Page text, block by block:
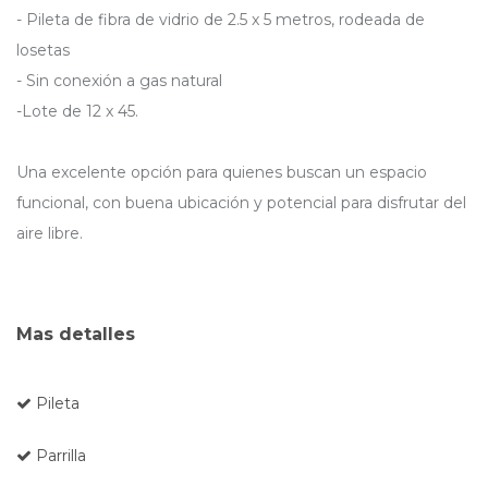
- Pileta de fibra de vidrio de 2.5 x 5 metros, rodeada de
losetas
- Sin conexión a gas natural
-Lote de 12 x 45.
Una excelente opción para quienes buscan un espacio
funcional, con buena ubicación y potencial para disfrutar del
aire libre.
Mas detalles
Pileta
Parrilla